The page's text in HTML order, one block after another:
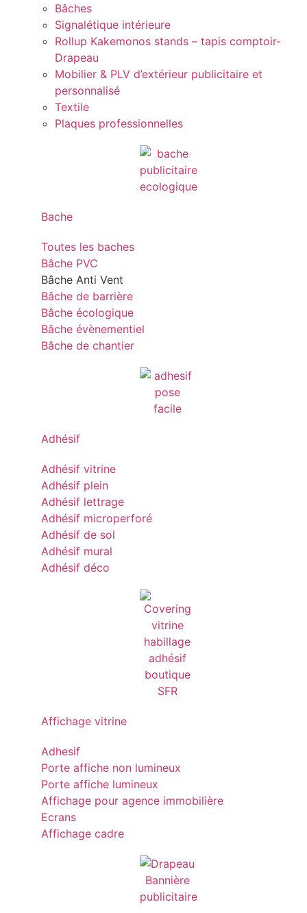
Bâches
Signalétique intérieure
Rollup Kakemonos stands – tapis comptoir-
Drapeau
Mobilier & PLV d’extérieur publicitaire et
personnalisé
Textile
Plaques professionnelles
Bache
Toutes les baches
Bâche PVC
Bâche Anti Vent
Bâche de barrière
Bâche écologique
Bâche évènementiel
Bâche de chantier
Adhésif
Adhésif vitrine
Adhésif plein
Adhésif lettrage
Adhésif microperforé
Adhésif de sol
Adhésif mural
Adhésif déco
Affichage vitrine
Adhesif
Porte affiche non lumineux
Porte affiche lumineux
Affichage pour agence immobilière
Ecrans
Affichage cadre